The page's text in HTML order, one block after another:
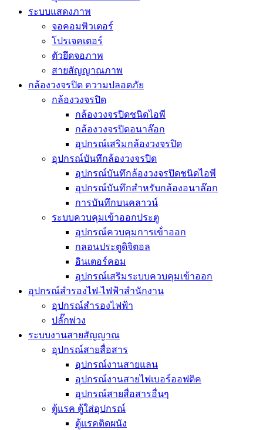
ระบบแสดงภาพ
จอคอมพิวเตอร์
โปรเจคเตอร์
ตัวยึดจอภาพ
สายสัญญาณภาพ
กล้องวงจรปิด ความปลอดภัย
กล้องวงจรปิด
กล้องวงจรปิดชนิดไอพี
กล้องวงจรปิดอนาล๊อก
อุปกรณ์เสริมกล้องวงจรปิด
อุปกรณ์บันทึกล้องวงจรปิด
อุปกรณ์บันทึกล้องวงจรปิดชนิดไอพี
อุปกรณ์บันทึกสำหรับกล้องอนาล๊อก
การบันทึกบนคลาวน์
ระบบควบคุมเข้าออกประตู
อุปกรณ์ควบคุมการเข้่าออก
กลอนประตูดิจิตอล
อินเตอร์คอม
อุปกรณ์เสริมระบบควบคุมเข้าออก
อุปกรณ์สำรองไฟ-ไฟฟ้าสำนักงาน
อุปกรณ์สำรองไฟฟ้า
ปลั๊กพ่วง
ระบบงานสายสัญญาณ
อุปกรณ์สายสื่อสาร
อุปกรณ์งานสายแลน
อุปกรณ์งานสายไฟเบอร์ออฟติค
อุปกรณ์สายสื่อสารอื่นๆ
ตู้แรค ตู้ใส่อุปกรณ์
ตู้แรคติดผนัง